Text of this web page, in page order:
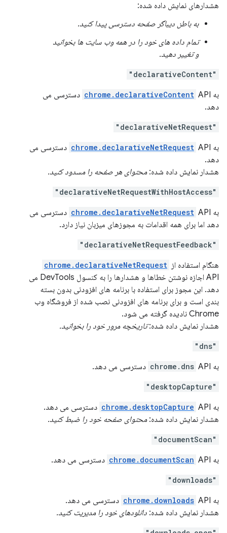
هشدارهای نمایش داده شده:
به باطن دیباگر صفحه دسترسی پیدا کنید.
تمام داده های خود را در همه وب سایت ها بخوانید
و تغییر دهید.
"declarativeContent"
به chrome.declarativeContent API دسترسی می
دهد.
"declarativeNetRequest"
به chrome.declarativeNetRequest API دسترسی می
دهد.
هشدار نمایش داده شده: محتوای هر صفحه را مسدود کنید.
"declarativeNetRequestWithHostAccess"
به chrome.declarativeNetRequest API دسترسی می
دهد اما برای همه اقدامات به مجوزهای میزبان نیاز دارد.
"declarativeNetRequestFeedback"
هنگام استفاده از chrome.declarativeNetRequest
API اجازه نوشتن خطاها و هشدارها را به کنسول DevTools می
دهد. این مجوز برای استفاده با برنامه های افزودنی بدون بسته
بندی است و برای برنامه های افزودنی نصب شده از فروشگاه وب
Chrome نادیده گرفته می شود.
هشدار نمایش داده شده:تاریخچه مرور خود را بخوانید.
"dns"
به chrome.dns API دسترسی می دهد.
"desktopCapture"
به chrome.desktopCapture API دسترسی می دهد.
هشدار نمایش داده شده: محتوای صفحه خود را ضبط کنید.
"documentScan"
به chrome.documentScan API دسترسی می دهد.
"downloads"
به chrome.downloads API دسترسی می دهد.
هشدار نمایش داده شده: دانلودهای خود را مدیریت کنید.